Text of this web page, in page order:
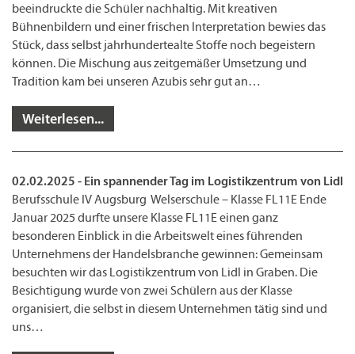
beeindruckte die Schüler nachhaltig. Mit kreativen
Bühnenbildern und einer frischen Interpretation bewies das
Stück, dass selbst jahrhundertealte Stoffe noch begeistern
können. Die Mischung aus zeitgemäßer Umsetzung und
Tradition kam bei unseren Azubis sehr gut an…
Weiterlesen...
02.02.2025 - Ein spannender Tag im Logistikzentrum von Lidl
Berufsschule IV Augsburg Welserschule – Klasse FL11E Ende
Januar 2025 durfte unsere Klasse FL11E einen ganz
besonderen Einblick in die Arbeitswelt eines führenden
Unternehmens der Handelsbranche gewinnen: Gemeinsam
besuchten wir das Logistikzentrum von Lidl in Graben. Die
Besichtigung wurde von zwei Schülern aus der Klasse
organisiert, die selbst in diesem Unternehmen tätig sind und
uns…